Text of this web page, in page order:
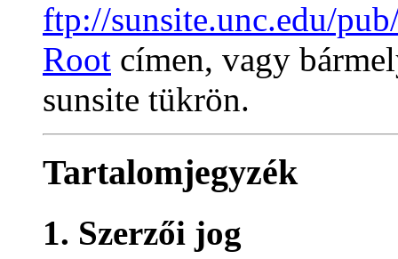
ftp://sunsite.unc.edu/
Root címen, vagy
sunsite tükrön.
Tartalomjegyzék
1. Szerzői jog